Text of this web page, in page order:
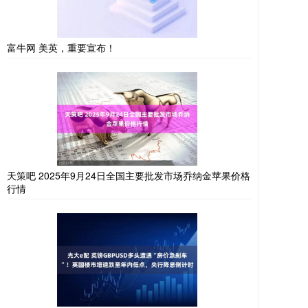
富牛网 美英，重要宣布！
天策吧 2025年9月24日全国主要批发市场乔纳金苹果价格
行情